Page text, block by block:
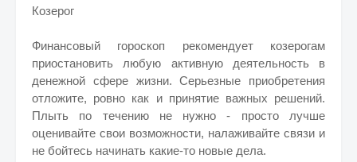
Козерог
Финансовый гороскоп рекомендует козерогам
приостановить любую активную деятельность в
денежной сфере жизни. Серьезные приобретения
отложите, ровно как и принятие важных решений.
Плыть по течению не нужно - просто лучше
оценивайте свои возможности, налаживайте связи и
не бойтесь начинать какие-то новые дела.